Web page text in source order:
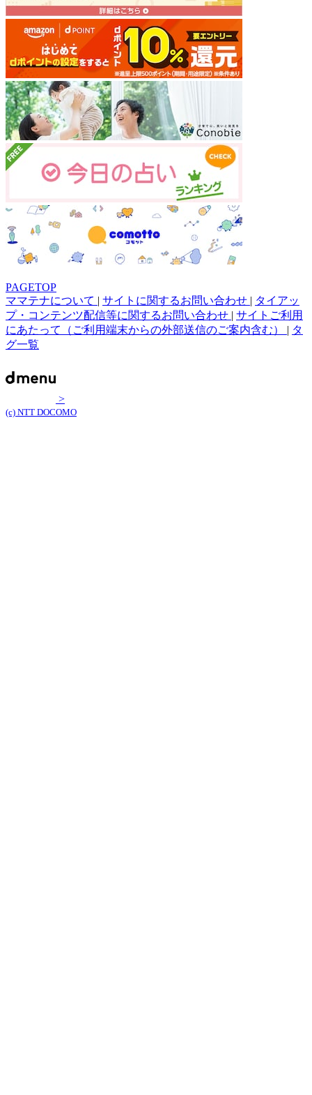
PAGETOP
ママテナについて | サイトに関するお問い合わせ | タイアッ
プ・コンテンツ配信等に関するお問い合わせ | サイトご利用
にあたって（ご利用端末からの外部送信のご案内含む） | タ
グ一覧
>
(c) NTT DOCOMO